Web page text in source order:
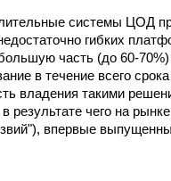
системы ЦОД
гибких
часть (до 60-
в течение всего
владения такими
результате чего на
впервые